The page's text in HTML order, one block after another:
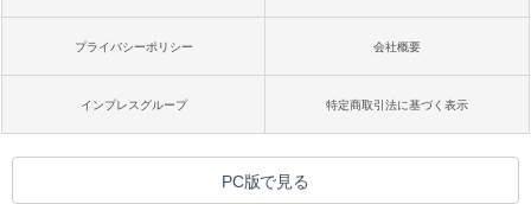
プライバシーポリシー 会社概要
インプレスグループ 特定商取引法に基づく表示
PC版で見る